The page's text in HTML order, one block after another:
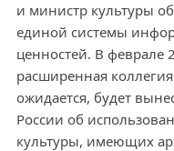
и министр культуры
единой системы
ценностей. В феврале
расширенная
ожидается, будет
России об
культуры, имеющих